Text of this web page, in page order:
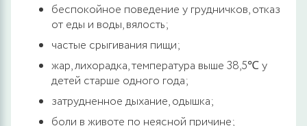
беспокойное поведение у грудничков, отказ
от еды и воды, вялость;
частые срыгивания пищи;
жар, лихорадка, температура выше 38,5℃ у
детей старше одного года;
затрудненное дыхание, одышка;
боли в животе по неясной причине;